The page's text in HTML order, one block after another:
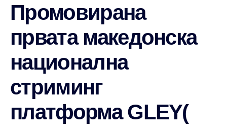
Промовирана
првата македонска
национална
стриминг
платформа GLEY(